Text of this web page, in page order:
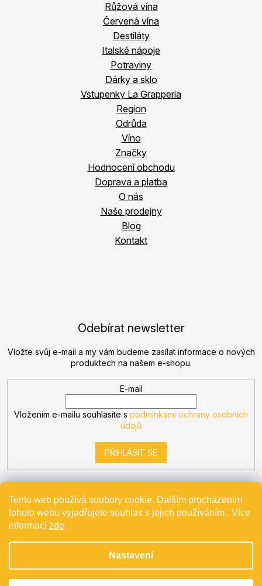
Tento web používá soubory cookie. Dalším procházením
tohoto webu vyjadřujete souhlas s jejich používáním.. Více
informací zde.
Nastavení
Růžová vína
Červená vína
Destiláty
Italské nápoje
Potraviny
Dárky a sklo
Vstupenky La Grapperia
Region
Odrůda
Víno
Značky
Hodnocení obchodu
Doprava a platba
O nás
Naše prodejny
Blog
Kontakt
Odebírat newsletter
Vložte svůj e-mail a my vám budeme zasílat informace o nových
produktech na našem e-shopu.
E-mail
Vložením e-mailu souhlasíte s podmínkami ochrany osobních
údajů
PŘIHLÁSIT SE
Bevande. Všechna práva vyhrazena.
Projekt spolufinancovaný z EU - Modernizace a automatizace